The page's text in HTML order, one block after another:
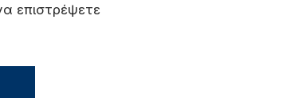
επιστρέψετε